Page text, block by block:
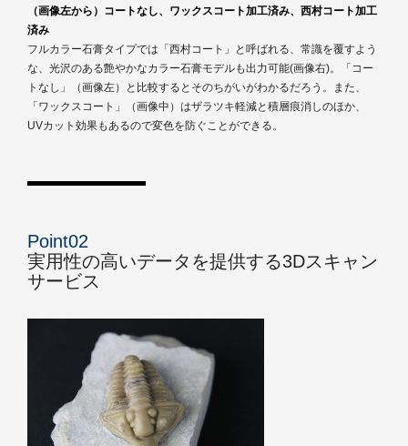
（画像左から）コートなし、ワックスコート加工済み、西村コート加工
済み
フルカラー石膏タイプでは「西村コート」と呼ばれる、常識を覆すよう
な、光沢のある艶やかなカラー石膏モデルも出力可能(画像右)。「コー
トなし」（画像左）と比較するとそのちがいがわかるだろう。また、
「ワックスコート」（画像中）はザラツキ軽減と積層痕消しのほか、
UVカット効果もあるので変色を防ぐことができる。
Point02
実用性の高いデータを提供する3Dスキャン
サービス